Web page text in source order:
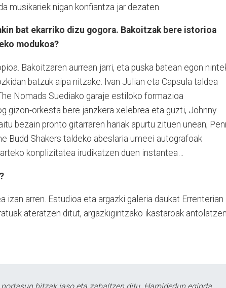
musikariek nigan konfiantza jar dezaten.
bat ekarriko dizu gogora. Bakoitzak bere istorioa
modukoa?
Bakoitzaren aurrean jarri, eta puska batean egon
batzuk aipa nitzake: Ivan Julian eta Capsula taldea
Nomads Suediako garaje estiloko formazioa
gizon-orkesta bere janzkera xelebrea eta guzti, Johnny
bezain pronto gitarraren hariak apurtu zituen unean;
Budd Shakers taldeko abeslaria umeei autografoak
konplizitatea irudikatzen duen instantea…
izan arren. Estudioa eta argazki galeria daukat Errenterian
ateratzen ditut, argazkigintzako ikastaroak